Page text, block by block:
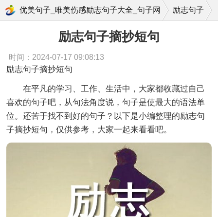
优美句子_唯美伤感励志句子大全_句子网 励志句子
励志句子摘抄短句
时间：2024-07-17 09:08:13
励志句子摘抄短句
在平凡的学习、工作、生活中，大家都收藏过自己
喜欢的句子吧，从句法角度说，句子是使最大的语法单
位。还苦于找不到好的句子？以下是小编整理的励志句
子摘抄短句，仅供参考，大家一起来看看吧。